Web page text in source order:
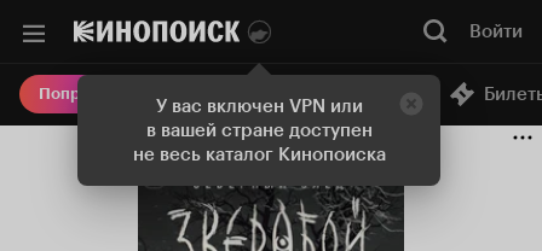
У вас включен VPN или
в вашей стране доступен
не весь каталог Кинопоиска
Войти
Попробовать Плюс Онлайн-кинотеатр